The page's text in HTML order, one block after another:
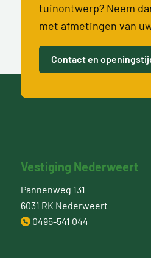
tuinontwerp? Neem
met afmetingen van
Contact en
Vestiging Nederweert
Pannenweg 131
6031 RK Nederweert
0495-541 044